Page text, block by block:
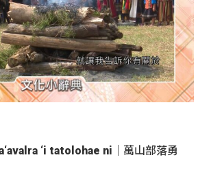
‘i tatolohae ni｜萬山部落勇